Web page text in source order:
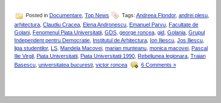
Posted in Documentare Top News Tags: Andreea Flondor, andrei plesu
arhitectura, Claudiu Cracea, Elena Andronescu, Emanuel Parvu, Facultate de
Golani, Fenomenul Piata Universitatii, GDS, george roncea, gid, Golania, Grupul
Independent pentru Democratie, Institutul de Arhitectura, Ion Iliescu, Jos Iliescu,
liga studentilor, LS, Mandela Macovei, marian munteanu, monica macovei, Pascal
Ilie Virgil , Piata Universitatii, Piata Universitatii 1990, Rebeliunea legionara, Traian
Basescu universitatea bucuresti victor roncea 6 Comments »